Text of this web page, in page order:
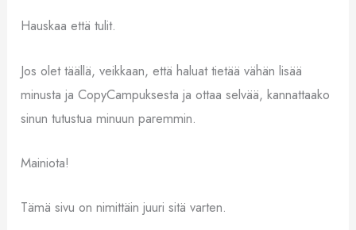
Hauskaa että tulit.
Jos olet täällä, veikkaan, että haluat tietää vähän lisää
minusta ja CopyCampuksesta ja ottaa selvää, kannattaako
sinun tutustua minuun paremmin.
Mainiota!
Tämä sivu on nimittäin juuri sitä varten.